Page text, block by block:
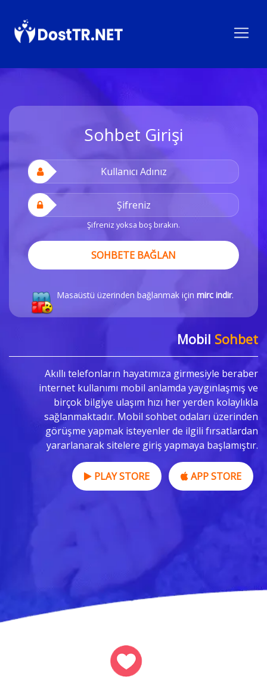
Sohbet Girişi
Şifreniz yoksa boş bırakın.
SOHBETE BAĞLAN
Masaüstü üzerinden bağlanmak için mirc indir.
Mobil Sohbet
Akıllı telefonların hayatımıza girmesiyle beraber
internet kullanımı mobil anlamda yaygınlaşmış ve
birçok bilgiye ulaşım hızı her yerden kolaylıkla
sağlanmaktadır. Mobil sohbet odaları üzerinden
görüşme yapmak isteyenler de ilgili fırsatlardan
yararlanarak sitelere giriş yapmaya başlamıştır.
PLAY STORE APP STORE